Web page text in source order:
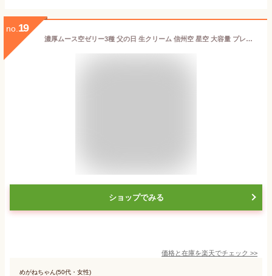
no. 19
濃厚ムース空ゼリー3種 父の日 生クリーム 信州空 星空 大容量 プレゼント ヨーグルト ムース 手作り直送贈答 苺 ブルーベリー りんご ギフト 手土産 映え 綺麗 ゼリー 山山 お買い物マラソン 喜ぶ 入学 父の日 お中元 七夕 夏
ショップでみる
価格と在庫を楽天でチェック >>
めがねちゃん(50代・女性)